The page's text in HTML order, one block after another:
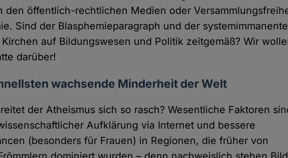
den öffentlich-rechtlichen Medien oder
Sind der Blasphemieparagraph und der systemimmanente
auf Bildungswesen und Politik zeitgemäß? Wir
darüber!
wachsende Minderheit der Welt
der Atheismus sich so rasch? Wesentliche Faktoren
Aufklärung via Internet und bessere
(besonders für Frauen) in Regionen, die früher von